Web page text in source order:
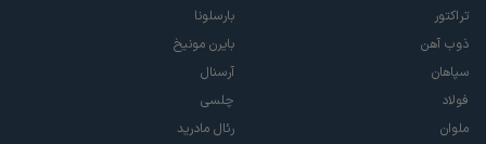
تراکتور
ذوب آهن
سپاهان
فولاد
ملوان
بارسلونا
بایرن مونیخ
آرسنال
چلسی
رئال مادرید